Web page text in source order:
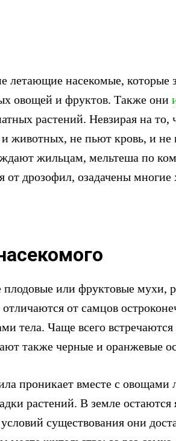
насекомые, которые
овощей и фруктов. Также они
растений. Невзирая на то,
животных, не пьют кровь, и не
жильцам, мельтеша по
от дрозофил, озадачены многие
или фруктовые мухи,
от самцов
тела. Чаще всего
также черные и оранжевые
проникает вместе с овощами
растений. В земле
существования они